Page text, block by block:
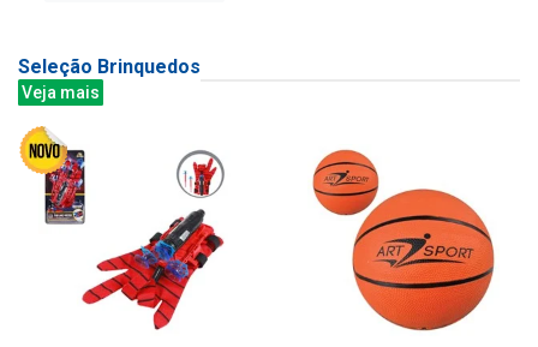
Seleção Brinquedos
Veja mais